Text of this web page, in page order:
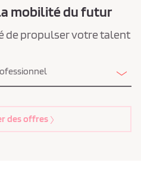
mobilité du futur
de propulser votre talent
des offres